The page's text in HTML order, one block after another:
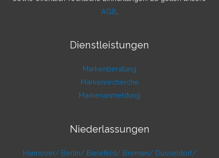
AGB
Dienstleistungen
Markenberatung
Markenrecherche
Markenanmeldung
Niederlassungen
Hannover/ Berlin/ Bielefeld/ Bremen/ Düsseldorf/